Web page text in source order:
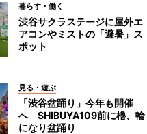
暮らす・働く
渋谷サクラステージに屋外エ
アコンやミストの「避暑」ス
ポット
見る・遊ぶ
「渋谷盆踊り」今年も開催
へ SHIBUYA109前に櫓、輪
になり盆踊り